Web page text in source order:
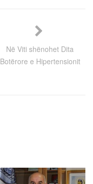
Në Viti shënohet Dita
Botërore e Hipertensionit